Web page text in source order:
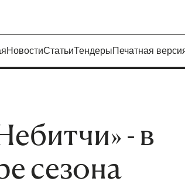
НовостиСтатьиТендерыПечатная
- в
сезона